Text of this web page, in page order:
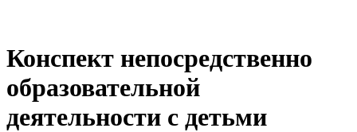
Конспект непосредственно
образовательной
деятельности с детьми